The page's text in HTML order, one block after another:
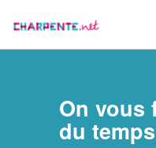
On vous
du